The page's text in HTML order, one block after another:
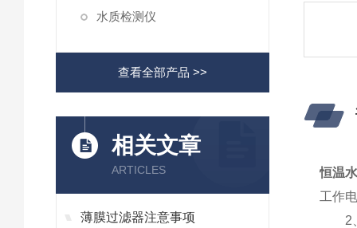
水质检测仪
查看全部产品 >>
相关文章
ARTICLES
薄膜过滤器注意事项
恒温
工作
2